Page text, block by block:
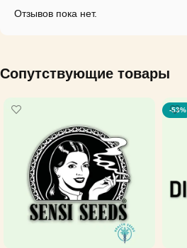
Отзывов пока нет.
Сопутствующие товары
-53%